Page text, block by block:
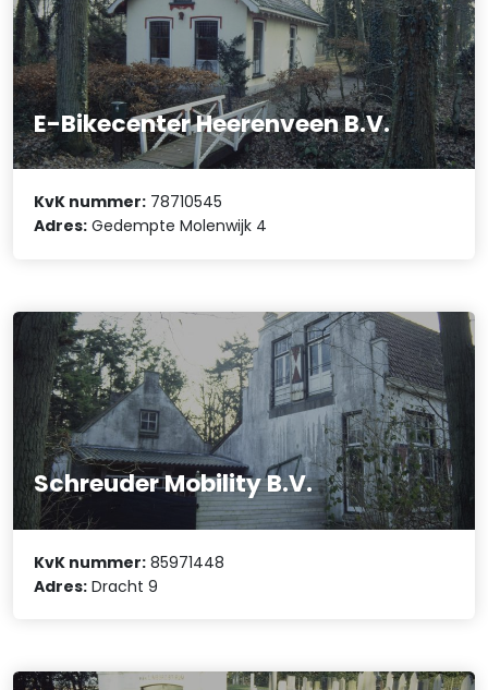
E-Bikecenter Heerenveen B.V.
KvK nummer: 78710545
Adres: Gedempte Molenwijk 4
Schreuder Mobility B.V.
KvK nummer: 85971448
Adres: Dracht 9